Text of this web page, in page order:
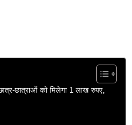
छात्राओं को मिलेगा 1 लाख रुपए,